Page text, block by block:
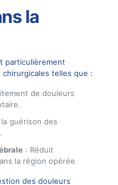
la
particulièrement
telles que :
de douleurs
guérison des
: Réduit
la région opérée.
des douleurs